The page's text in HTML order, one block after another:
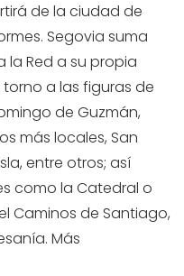
de la ciudad de
Segovia suma
la Red a su propia
a las figuras de
de Guzmán,
más locales, San
entre otros; así
como la Catedral o
Caminos de Santiago,
Más